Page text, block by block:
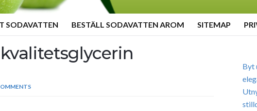
SODAVATTEN BESTÄLL SODAVATTEN AROM SITEMAP
Byt